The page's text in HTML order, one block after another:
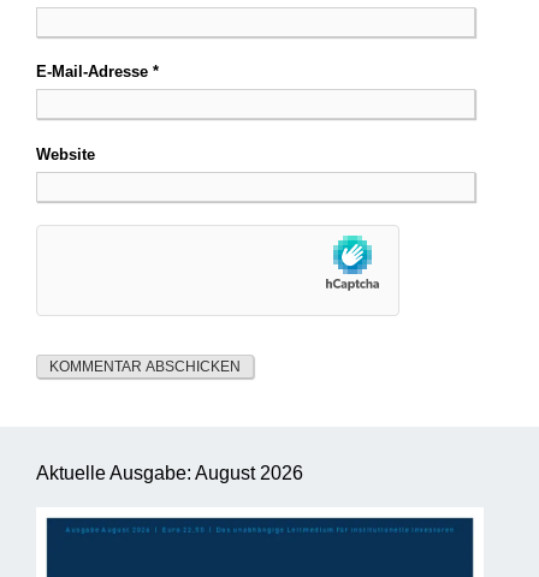
E-Mail-Adresse *
Website
Aktuelle Ausgabe: August 2026